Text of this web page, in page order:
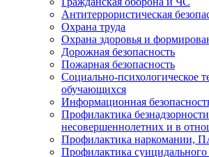
Антитеррористическая
Охрана труда
Охрана здоровья и
Дорожная безопасность
Пожарная безопасность
Социально-психологическое
обучающихся
Информационная
Профилактика
несовершеннолетних и в
Профилактика
Профилактика суицидального